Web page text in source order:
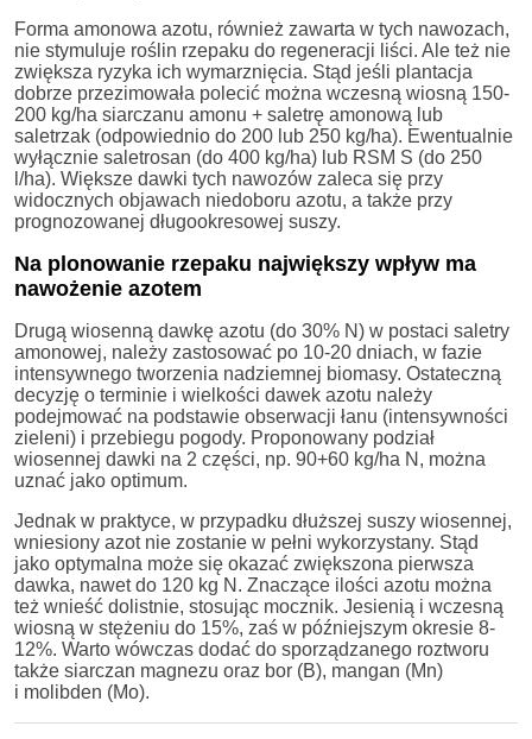
Forma amonowa azotu, również zawarta w tych nawozach,
nie stymuluje roślin rzepaku do regeneracji liści. Ale też nie
zwiększa ryzyka ich wymarznięcia. Stąd jeśli plantacja
dobrze przezimowała polecić można wczesną wiosną 150-
200 kg/ha siarczanu amonu + saletrę amonową lub
saletrzak (odpowiednio do 200 lub 250 kg/ha). Ewentualnie
wyłącznie saletrosan (do 400 kg/ha) lub RSM S (do 250
l/ha). Większe dawki tych nawozów zaleca się przy
widocznych objawach niedoboru azotu, a także przy
prognozowanej długookresowej suszy.
Na plonowanie rzepaku największy wpływ ma
nawożenie azotem
Drugą wiosenną dawkę azotu (do 30% N) w postaci saletry
amonowej, należy zastosować po 10-20 dniach, w fazie
intensywnego tworzenia nadziemnej biomasy. Ostateczną
decyzję o terminie i wielkości dawek azotu należy
podejmować na podstawie obserwacji łanu (intensywności
zieleni) i przebiegu pogody. Proponowany podział
wiosennej dawki na 2 części, np. 90+60 kg/ha N, można
uznać jako optimum.
Jednak w praktyce, w przypadku dłuższej suszy wiosennej,
wniesiony azot nie zostanie w pełni wykorzystany. Stąd
jako optymalna może się okazać zwiększona pierwsza
dawka, nawet do 120 kg N. Znaczące ilości azotu można
też wnieść dolistnie, stosując mocznik. Jesienią i wczesną
wiosną w stężeniu do 15%, zaś w późniejszym okresie 8-
12%. Warto wówczas dodać do sporządzanego roztworu
także siarczan magnezu oraz bor (B), mangan (Mn)
i molibden (Mo).